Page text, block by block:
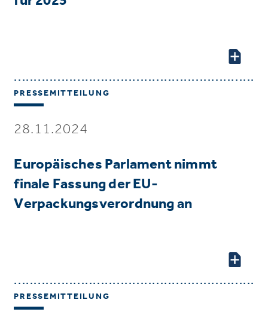
PRESSEMITTEILUNG
28.11.2024
Europäisches Parlament nimmt
finale Fassung der EU-
Verpackungsverordnung an
PRESSEMITTEILUNG